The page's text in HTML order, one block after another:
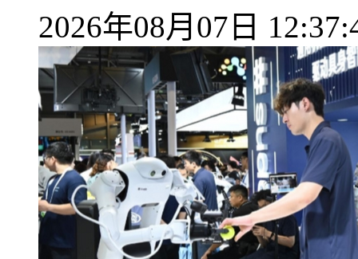
2026年08月07日